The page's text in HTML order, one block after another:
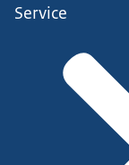
Service